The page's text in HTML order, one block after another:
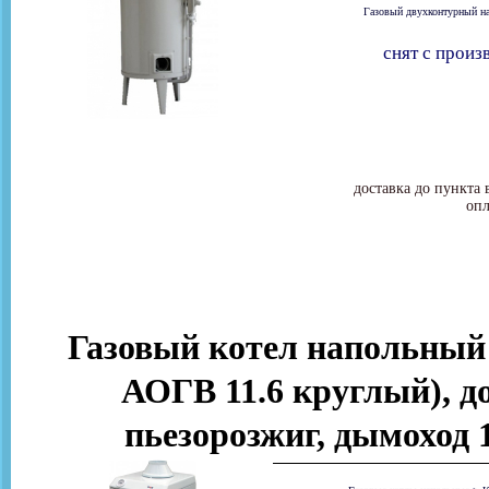
Газовый двухконтурный
доставка до
снят с
Газовый котел
АОГВ 11.6 круглый),
пьезорозжиг,